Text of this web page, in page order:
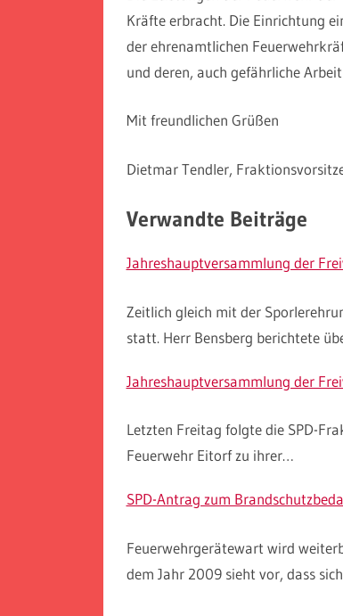
Kräfte erbracht. Die Einrichtung
der ehrenamtlichen
und deren, auch gefährliche
Mit freundlichen Grüßen
Dietmar Tendler,
Verwandte Beiträge
Jahreshauptversammlung der
Zeitlich gleich mit der
statt. Herr Bensberg berichtete
Jahreshauptversammlung der
Letzten Freitag folgte die SPD-
Feuerwehr Eitorf zu ihrer…
SPD-Antrag zum
Feuerwehrgerätewart wird
dem Jahr 2009 sieht vor, dass